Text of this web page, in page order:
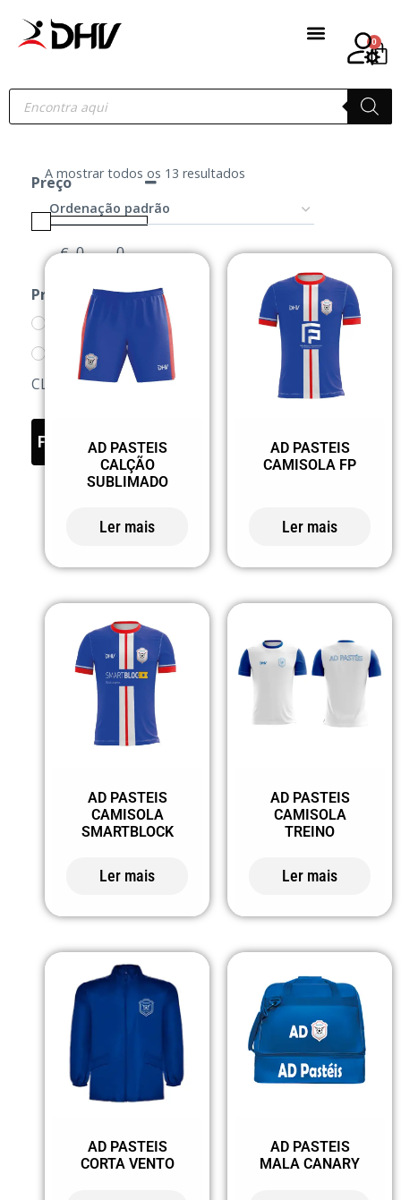
0
Preço
€ -
Produtos
AD PASTEIS
LOJA DOS
CLUBES
FILTER
A mostrar todos os 13 resultados
AD PASTEIS
CALÇÃO
SUBLIMADO
Ler mais
AD PASTEIS
CAMISOLA FP
Ler mais
AD PASTEIS
CAMISOLA
SMARTBLOCK
Ler mais
AD PASTEIS
CAMISOLA
TREINO
Ler mais
AD PASTEIS
CORTA VENTO
AD PASTEIS
MALA CANARY